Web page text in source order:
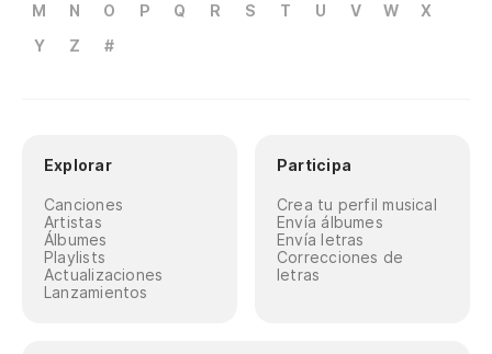
M
N O P Q R S T U V W
X
Y
Z #
Explorar
Canciones
Artistas
Álbumes
Playlists
Actualizaciones
Lanzamientos
Participa
Crea tu perfil musical
Envía álbumes
Envía letras
Correcciones de
letras